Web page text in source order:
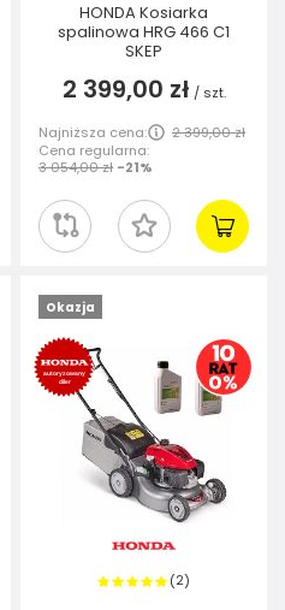
HONDA Kosiarka
spalinowa HRG 466 C1
SKEP
2 399,00 zł / szt.
Najniższa cena:
2 399,00 zł
Cena regularna:
3 054,00 zł -21%
Okazja
(2)